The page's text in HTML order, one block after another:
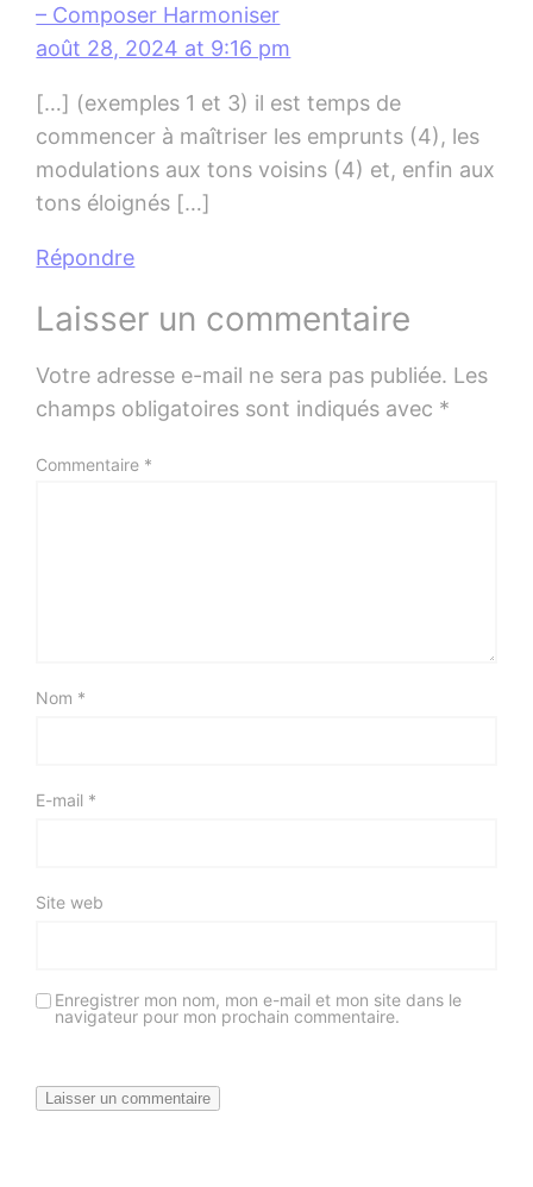
– Composer Harmoniser
août 28, 2024 at 9:16 pm
[…] (exemples 1 et 3) il est temps de
commencer à maîtriser les emprunts (4), les
modulations aux tons voisins (4) et, enfin aux
tons éloignés […]
Répondre
Laisser un commentaire
Votre adresse e-mail ne sera pas publiée. Les
champs obligatoires sont indiqués avec *
Commentaire *
Nom *
E-mail *
Site web
Enregistrer mon nom, mon e-mail et mon site dans le
navigateur pour mon prochain commentaire.